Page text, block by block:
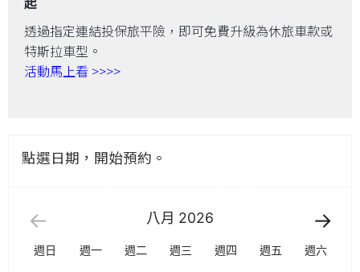
透過指定連結投保旅平險，即可免費升級為休旅車款或
特斯拉車型。
活動馬上看 >>>>
點選日期，開始預約。
八月 2026
週日 週一 週二 週三 週四 週五 週六